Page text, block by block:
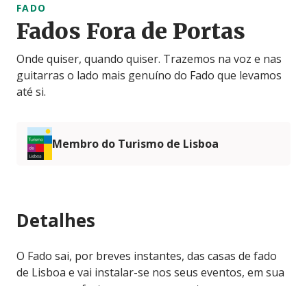
FADO
Fados Fora de Portas
Onde quiser, quando quiser. Trazemos na voz e nas
guitarras o lado mais genuíno do Fado que levamos
até si.
Membro do Turismo de Lisboa
Detalhes
O Fado sai, por breves instantes, das casas de fado
de Lisboa e vai instalar-se nos seus eventos, em sua